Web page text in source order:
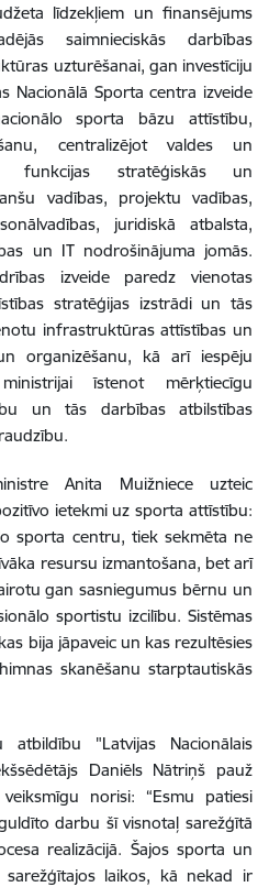
līdzekļiem un finansējums
saimnieciskās darbības
uzturēšanai, gan investīciju
Nacionālā Sporta centra izveide
sporta bāzu attīstību,
centralizējot valdes un
funkcijas stratēģiskās un
vadības, projektu vadības,
juridiskā atbalsta,
un IT nodrošinājuma jomās.
izveide paredz vienotas
stratēģijas izstrādi un tās
infrastruktūras attīstības un
organizēšanu, kā arī iespēju
īstenot mērķtiecīgu
un tās darbības atbilstības
Anita Muižniece uzteic
ietekmi uz sporta attīstību:
sporta centru, tiek sekmēta ne
resursu izmantošana, bet arī
gan sasniegumus bērnu un
sportistu izcilību. Sistēmas
bija jāpaveic un kas rezultēsies
skanēšanu starptautiskās
atbildību "Latvijas Nacionālais
Daniēls Nātriņš pauž
norisi: “Esmu patiesi
darbu šī visnotaļ sarežģītā
realizācijā. Šajos sporta un
laikos, kā nekad ir